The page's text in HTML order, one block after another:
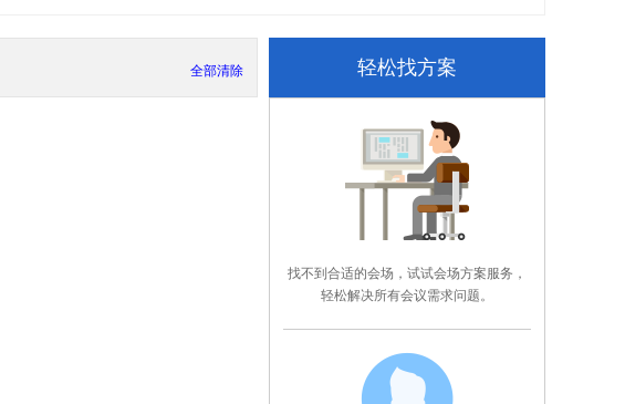
全部清除 轻松找方案
找不到合适的会场，试试会场方案服务，
轻松解决所有会议需求问题。